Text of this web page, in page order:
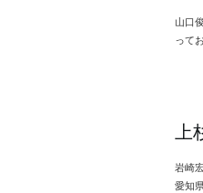
山口
って
上
岩崎
愛知